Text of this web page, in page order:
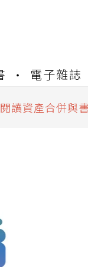
電子雜誌
級重要說明及
讀資產合併與
鐘完成書櫃開
級重要說明及
墨系統維護